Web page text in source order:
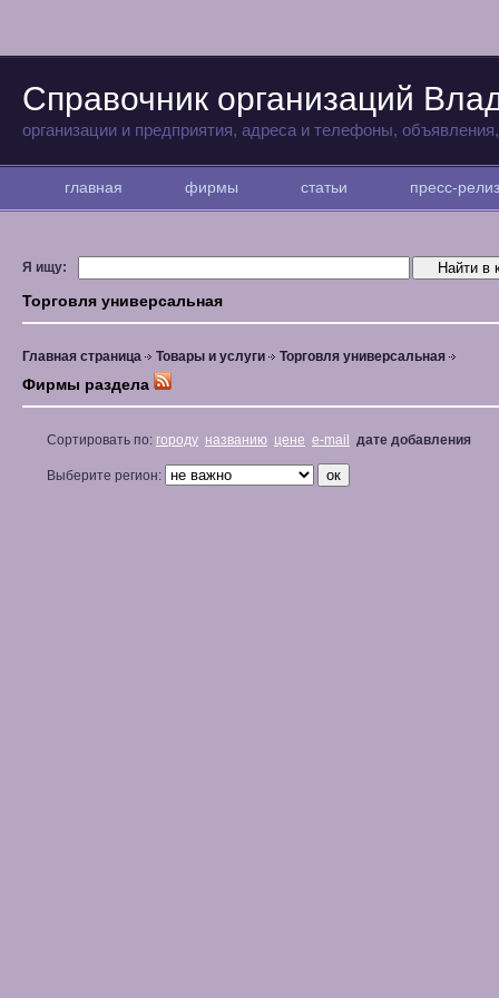
Справочник организаций
организации и предприятия, адреса и телефоны,
главная фирмы статьи пресс-
Я ищу:
Торговля универсальная
Главная страница Товары и услуги Торговля универсальная
Фирмы раздела
Сортировать по: городу названию цене e-mail дате добавления
Выберите регион: